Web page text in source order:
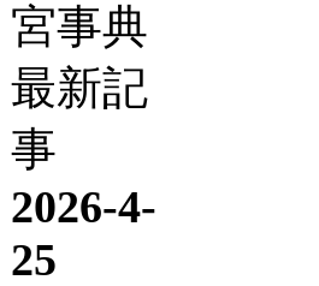
宮事典
最新記
事
2026-4-
25